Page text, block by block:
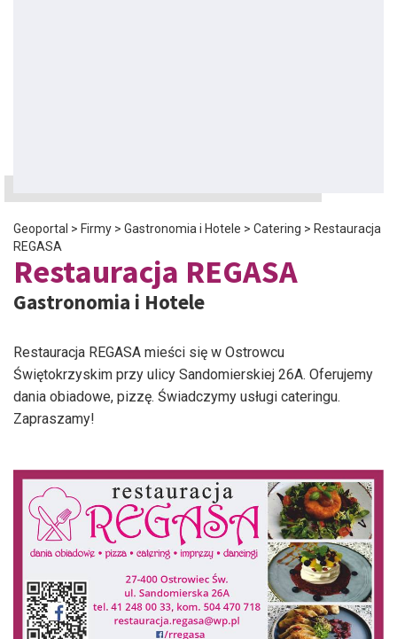
Geoportal > Firmy > Gastronomia i Hotele > Catering > Restauracja
REGASA
Restauracja REGASA
Gastronomia i Hotele
Restauracja REGASA mieści się w Ostrowcu
Świętokrzyskim przy ulicy Sandomierskiej 26A. Oferujemy
dania obiadowe, pizzę. Świadczymy usługi cateringu.
Zapraszamy!